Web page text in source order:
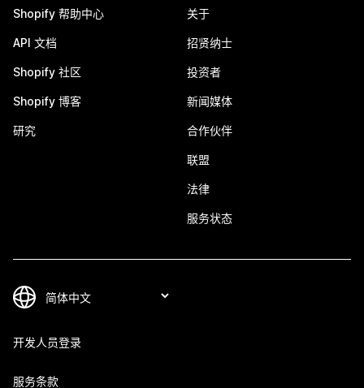
Shopify 帮助中心
API 文档
Shopify 社区
Shopify 博客
研究
关于
招贤纳士
投资者
新闻媒体
合作伙伴
联盟
法律
服务状态
开发人员登录
服务条款